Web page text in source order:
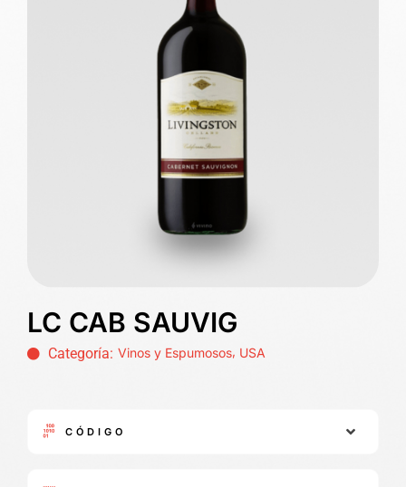
LC CAB SAUVIG
Categoría: Vinos y Espumosos, USA
CÓDIGO